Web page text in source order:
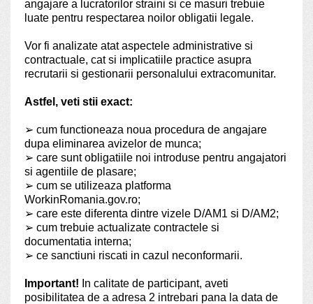
angajare a lucratorilor straini si ce masuri trebuie
luate pentru respectarea noilor obligatii legale.
Vor fi analizate atat aspectele administrative si
contractuale, cat si implicatiile practice asupra
recrutarii si gestionarii personalului extracomunitar.
Astfel, veti stii exact:
➢ cum functioneaza noua procedura de angajare
dupa eliminarea avizelor de munca;
➢ care sunt obligatiile noi introduse pentru angajatori
si agentiile de plasare;
➢ cum se utilizeaza platforma
WorkinRomania.gov.ro;
➢ care este diferenta dintre vizele D/AM1 si D/AM2;
➢ cum trebuie actualizate contractele si
documentatia interna;
➢ ce sanctiuni riscati in cazul neconformarii.
Important! In calitate de participant, aveti
posibilitatea de a adresa 2 intrebari pana la data de